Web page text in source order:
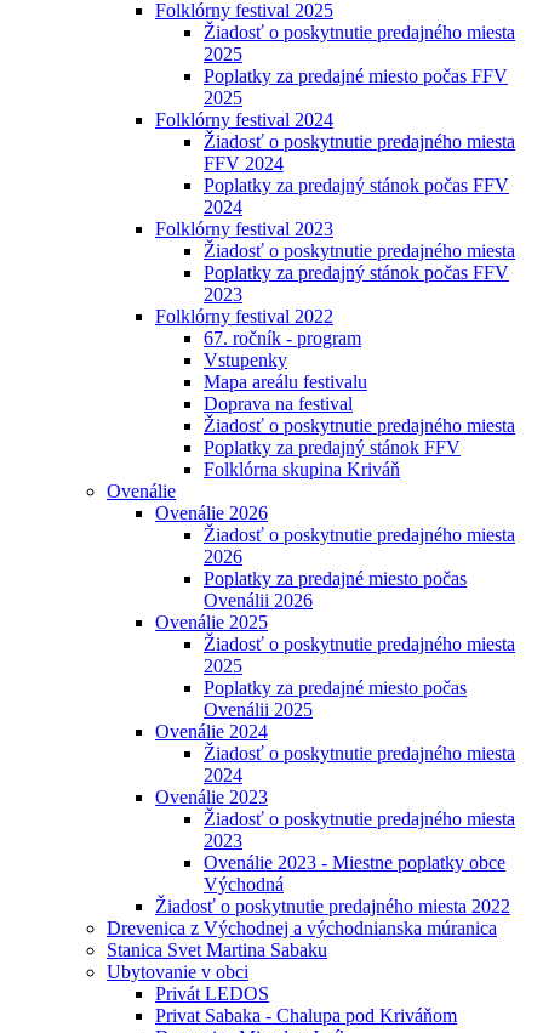
Folklórny festival 2025
Žiadosť o poskytnutie predajného miesta
2025
Poplatky za predajné miesto počas FFV
2025
Folklórny festival 2024
Žiadosť o poskytnutie predajného miesta
FFV 2024
Poplatky za predajný stánok počas FFV
2024
Folklórny festival 2023
Žiadosť o poskytnutie predajného miesta
Poplatky za predajný stánok počas FFV
2023
Folklórny festival 2022
67. ročník - program
Vstupenky
Mapa areálu festivalu
Doprava na festival
Žiadosť o poskytnutie predajného miesta
Poplatky za predajný stánok FFV
Folklórna skupina Kriváň
Ovenálie
Ovenálie 2026
Žiadosť o poskytnutie predajného miesta
2026
Poplatky za predajné miesto počas
Ovenálii 2026
Ovenálie 2025
Žiadosť o poskytnutie predajného miesta
2025
Poplatky za predajné miesto počas
Ovenálii 2025
Ovenálie 2024
Žiadosť o poskytnutie predajného miesta
2024
Ovenálie 2023
Žiadosť o poskytnutie predajného miesta
2023
Ovenálie 2023 - Miestne poplatky obce
Východná
Žiadosť o poskytnutie predajného miesta 2022
Drevenica z Východnej a východnianska múranica
Stanica Svet Martina Sabaku
Ubytovanie v obci
Privát LEDOS
Privat Sabaka - Chalupa pod Kriváňom